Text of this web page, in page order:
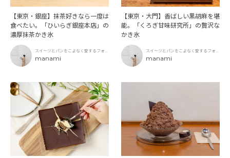
【東京・銀座】抹茶好きなら一度は
食べたい。「ひいらぎ銀座本店」の
濃厚抹茶かき氷
スイーツとパンをこよなく愛するフォト
グラファー
manami
【東京・大門】香ばしい黒胡麻を堪
能。「くろぎ甘味研究所」の贅沢な
かき氷
スイーツとパンをこよなく愛するフォト
グラファー
manami